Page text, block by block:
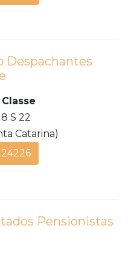
Despachantes
S 22
Catarina)
Pensionistas